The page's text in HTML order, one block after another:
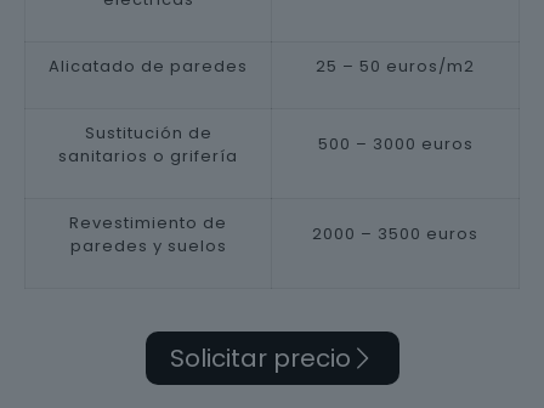
Alicatado de paredes 25 – 50 euros/m2
Sustitución de
sanitarios o grifería
500 – 3000 euros
Revestimiento de
paredes y suelos
2000 – 3500 euros
Solicitar precio